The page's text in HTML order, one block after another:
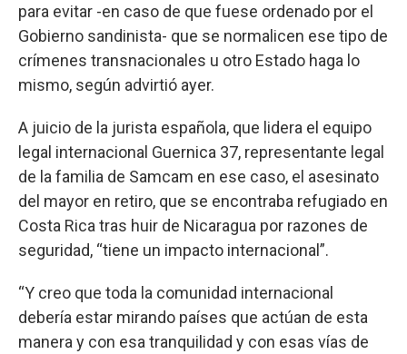
para evitar -en caso de que fuese ordenado por el
Gobierno sandinista- que se normalicen ese tipo de
crímenes transnacionales u otro Estado haga lo
mismo, según advirtió ayer.
A juicio de la jurista española, que lidera el equipo
legal internacional Guernica 37, representante legal
de la familia de Samcam en ese caso, el asesinato
del mayor en retiro, que se encontraba refugiado en
Costa Rica tras huir de Nicaragua por razones de
seguridad, “tiene un impacto internacional”.
“Y creo que toda la comunidad internacional
debería estar mirando países que actúan de esta
manera y con esa tranquilidad y con esas vías de